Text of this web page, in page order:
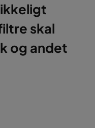
skal
og andet